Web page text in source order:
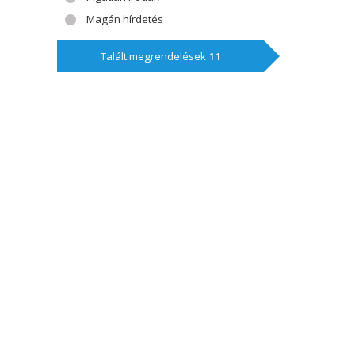
Magán hírdetés
Talált megrendelések 11